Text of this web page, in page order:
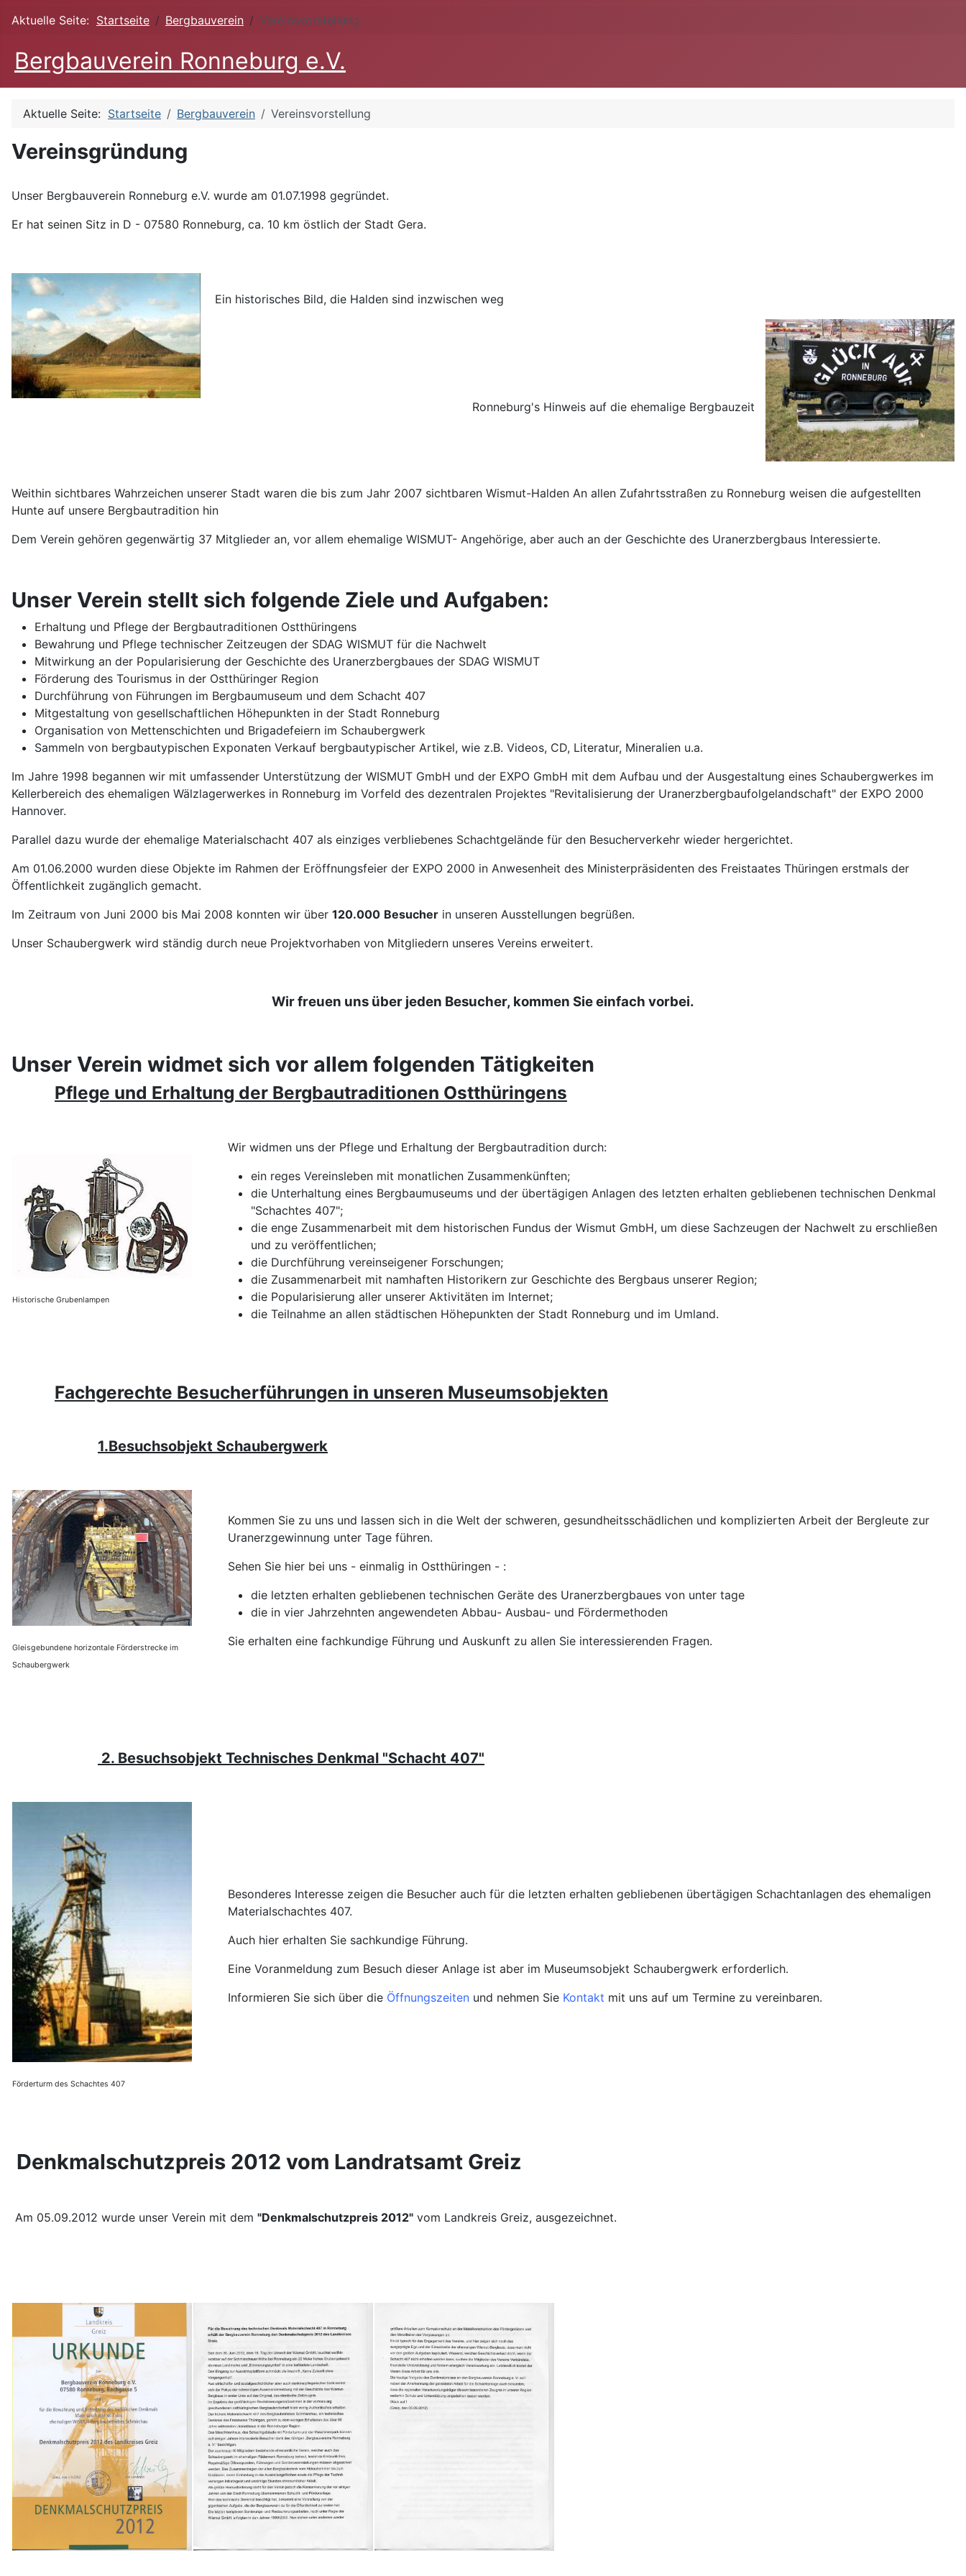
Aktuelle Seite: Startseite Bergbauverein Vereinsvorstellung
Bergbauverein Ronneburg e.V.
Aktuelle Seite: Startseite Bergbauverein Vereinsvorstellung
Vereinsgründung
Unser Bergbauverein Ronneburg e.V. wurde am 01.07.1998 gegründet.
Er hat seinen Sitz in D - 07580 Ronneburg, ca. 10 km östlich der Stadt Gera.
Ein historisches Bild, die Halden sind inzwischen weg
Ronneburg's Hinweis auf die ehemalige Bergbauzeit
Weithin sichtbares Wahrzeichen unserer Stadt waren die bis zum Jahr 2007 sichtbaren Wismut-Halden An allen Zufahrtsstraßen zu Ronneburg weisen die aufgestellten
Hunte auf unsere Bergbautradition hin
Dem Verein gehören gegenwärtig 37 Mitglieder an, vor allem ehemalige WISMUT- Angehörige, aber auch an der Geschichte des Uranerzbergbaus Interessierte.
Unser Verein stellt sich folgende Ziele und Aufgaben:
Erhaltung und Pflege der Bergbautraditionen Ostthüringens
Bewahrung und Pflege technischer Zeitzeugen der SDAG WISMUT für die Nachwelt
Mitwirkung an der Popularisierung der Geschichte des Uranerzbergbaues der SDAG WISMUT
Förderung des Tourismus in der Ostthüringer Region
Durchführung von Führungen im Bergbaumuseum und dem Schacht 407
Mitgestaltung von gesellschaftlichen Höhepunkten in der Stadt Ronneburg
Organisation von Mettenschichten und Brigadefeiern im Schaubergwerk
Sammeln von bergbautypischen Exponaten Verkauf bergbautypischer Artikel, wie z.B. Videos, CD, Literatur, Mineralien u.a.
Im Jahre 1998 begannen wir mit umfassender Unterstützung der WISMUT GmbH und der EXPO GmbH mit dem Aufbau und der Ausgestaltung eines Schaubergwerkes im
Kellerbereich des ehemaligen Wälzlagerwerkes in Ronneburg im Vorfeld des dezentralen Projektes "Revitalisierung der Uranerzbergbaufolgelandschaft" der EXPO 2000
Hannover.
Parallel dazu wurde der ehemalige Materialschacht 407 als einziges verbliebenes Schachtgelände für den Besucherverkehr wieder hergerichtet.
Am 01.06.2000 wurden diese Objekte im Rahmen der Eröffnungsfeier der EXPO 2000 in Anwesenheit des Ministerpräsidenten des Freistaates Thüringen erstmals der
Öffentlichkeit zugänglich gemacht.
Im Zeitraum von Juni 2000 bis Mai 2008 konnten wir über 120.000 Besucher in unseren Ausstellungen begrüßen.
Unser Schaubergwerk wird ständig durch neue Projektvorhaben von Mitgliedern unseres Vereins erweitert.
Wir freuen uns über jeden Besucher, kommen Sie einfach vorbei.
Unser Verein widmet sich vor allem folgenden Tätigkeiten
Pflege und Erhaltung der Bergbautraditionen Ostthüringens
Historische Grubenlampen
Wir widmen uns der Pflege und Erhaltung der Bergbautradition durch:
ein reges Vereinsleben mit monatlichen Zusammenkünften;
die Unterhaltung eines Bergbaumuseums und der übertägigen Anlagen des letzten erhalten gebliebenen technischen Denkmal
"Schachtes 407";
die enge Zusammenarbeit mit dem historischen Fundus der Wismut GmbH, um diese Sachzeugen der Nachwelt zu erschließen
und zu veröffentlichen;
die Durchführung vereinseigener Forschungen;
die Zusammenarbeit mit namhaften Historikern zur Geschichte des Bergbaus unserer Region;
die Popularisierung aller unserer Aktivitäten im Internet;
die Teilnahme an allen städtischen Höhepunkten der Stadt Ronneburg und im Umland.
Fachgerechte Besucherführungen in unseren Museumsobjekten
1.Besuchsobjekt Schaubergwerk
Gleisgebundene horizontale Förderstrecke im
Schaubergwerk
Kommen Sie zu uns und lassen sich in die Welt der schweren, gesundheitsschädlichen und komplizierten Arbeit der Bergleute zur
Uranerzgewinnung unter Tage führen.
Sehen Sie hier bei uns - einmalig in Ostthüringen - :
die letzten erhalten gebliebenen technischen Geräte des Uranerzbergbaues von unter tage
die in vier Jahrzehnten angewendeten Abbau- Ausbau- und Fördermethoden
Sie erhalten eine fachkundige Führung und Auskunft zu allen Sie interessierenden Fragen.
2. Besuchsobjekt Technisches Denkmal "Schacht 407"
Förderturm des Schachtes 407
Besonderes Interesse zeigen die Besucher auch für die letzten erhalten gebliebenen übertägigen Schachtanlagen des ehemaligen
Materialschachtes 407.
Auch hier erhalten Sie sachkundige Führung.
Eine Voranmeldung zum Besuch dieser Anlage ist aber im Museumsobjekt Schaubergwerk erforderlich.
Informieren Sie sich über die Öffnungszeiten und nehmen Sie Kontakt mit uns auf um Termine zu vereinbaren.
Denkmalschutzpreis 2012 vom Landratsamt Greiz
Am 05.09.2012 wurde unser Verein mit dem "Denkmalschutzpreis 2012" vom Landkreis Greiz, ausgezeichnet.